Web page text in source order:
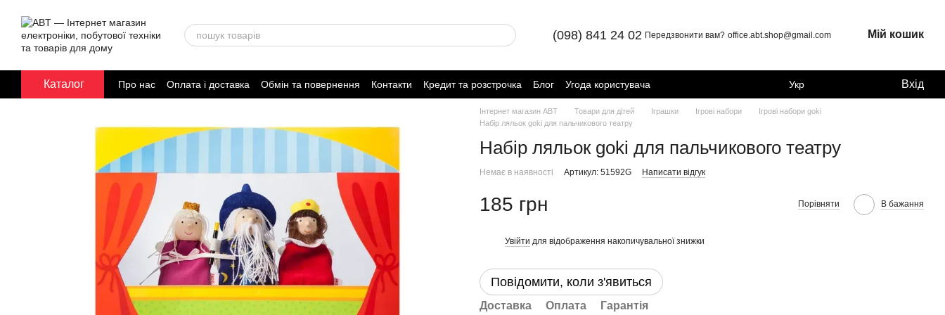
(098) 841 24 02 Передзвонити вам? office.abt.shop@gmail.com Мій кошик
Каталог Про нас Оплата і доставка Обмін та повернення Контакти Кредит та розстрочка Блог
Угода користувача
Договір публічної оферти
Укр Вхід
Інтернет магазин ABT Товари для дітей Іграшки Ігрові набори
Ігрові набори goki
Набір ляльок goki для пальчикового театру
Набір ляльок goki для пальчикового театру
Немає в наявності Артикул: 51592G Написати відгук
185 грн Порівняти В бажання
Увійти для відображення накопичувальної знижки
Повідомити, коли з'явиться
Доставка Оплата Гарантія